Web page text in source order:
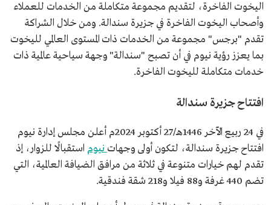
اليخوت الفاخرة، لتقديم مجموعة متكاملة من الخدمات للعملاء
وأصحاب اليخوت الفاخرة في جزيرة سندالة. ومن خلال الشراكة
تقدم "برجس" مجموعة من الخدمات ذات المستوى العالمي لليخوت
بما يعزز رؤية نيوم في أن تصبح "سندالة" وجهة سياحية عالمية ذات
خدمات متكاملة لليخوت الفاخرة.
افتتاح جزيرة سندالة
في 24 ربيع الآخر 1446هـ/27 أكتوبر 2024م أعلن مجلس إدارة نيوم
افتتاح جزيرة سندالة، لتكون أولى وجهات نيوم استقبالًا للزوار، إذ
تقدم لهم خيارات متنوعة في ثلاثة من مرافق الضيافة العالمية، التي
تضم 440 غرفة و88 فيلا و218 شقة فندقية.